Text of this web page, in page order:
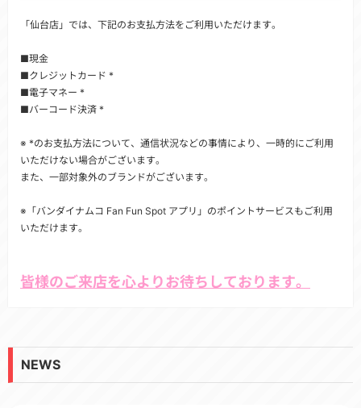
「仙台店」では、下記のお支払方法をご利用いただけます。
■現金
■クレジットカード *
■電子マネー *
■バーコード決済 *
※ *のお支払方法について、通信状況などの事情により、一時的にご利用
いただけない場合がございます。
また、一部対象外のブランドがございます。
※「バンダイナムコ Fan Fun Spot アプリ」のポイントサービスもご利用
いただけます。
皆様のご来店を心よりお待ちしております。
NEWS